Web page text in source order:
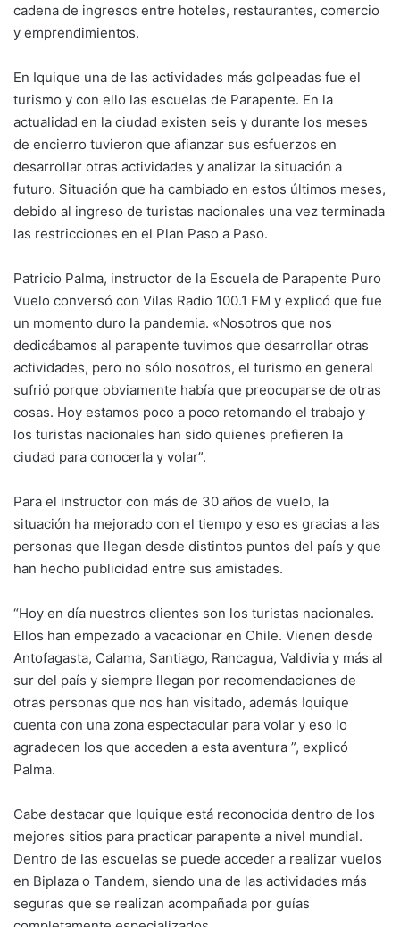
cadena de ingresos entre hoteles, restaurantes, comercio
y emprendimientos.
En Iquique una de las actividades más golpeadas fue el
turismo y con ello las escuelas de Parapente. En la
actualidad en la ciudad existen seis y durante los meses
de encierro tuvieron que afianzar sus esfuerzos en
desarrollar otras actividades y analizar la situación a
futuro. Situación que ha cambiado en estos últimos meses,
debido al ingreso de turistas nacionales una vez terminada
las restricciones en el Plan Paso a Paso.
Patricio Palma, instructor de la Escuela de Parapente Puro
Vuelo conversó con Vilas Radio 100.1 FM y explicó que fue
un momento duro la pandemia. «Nosotros que nos
dedicábamos al parapente tuvimos que desarrollar otras
actividades, pero no sólo nosotros, el turismo en general
sufrió porque obviamente había que preocuparse de otras
cosas. Hoy estamos poco a poco retomando el trabajo y
los turistas nacionales han sido quienes prefieren la
ciudad para conocerla y volar”.
Para el instructor con más de 30 años de vuelo, la
situación ha mejorado con el tiempo y eso es gracias a las
personas que llegan desde distintos puntos del país y que
han hecho publicidad entre sus amistades.
“Hoy en día nuestros clientes son los turistas nacionales.
Ellos han empezado a vacacionar en Chile. Vienen desde
Antofagasta, Calama, Santiago, Rancagua, Valdivia y más al
sur del país y siempre llegan por recomendaciones de
otras personas que nos han visitado, además Iquique
cuenta con una zona espectacular para volar y eso lo
agradecen los que acceden a esta aventura ”, explicó
Palma.
Cabe destacar que Iquique está reconocida dentro de los
mejores sitios para practicar parapente a nivel mundial.
Dentro de las escuelas se puede acceder a realizar vuelos
en Biplaza o Tandem, siendo una de las actividades más
seguras que se realizan acompañada por guías